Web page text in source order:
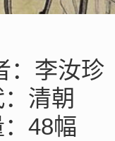
：李汝珍
清朝
48幅